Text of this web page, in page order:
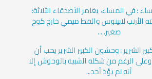
: في المساء، يغامر الأصدقاء الثلاثة:
الأرنب لابينوس والقط ميمي خارج كوخ
صغير. ...
الشرير : وحشون الكبير الشرير يحب أن
الرغم من شكله الشبيه بالوحوش إلا
أنه لم يؤذ أحد...